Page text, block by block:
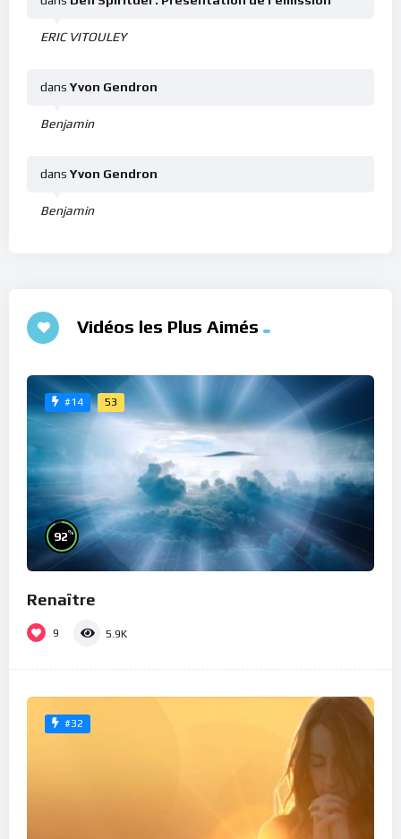
ERIC VITOULEY
Benjamin
dans Yvon Gendron
Benjamin
dans Yvon Gendron
Vidéos les Plus Aimés
#14 53
92%
Renaître
9 5.9K
#32